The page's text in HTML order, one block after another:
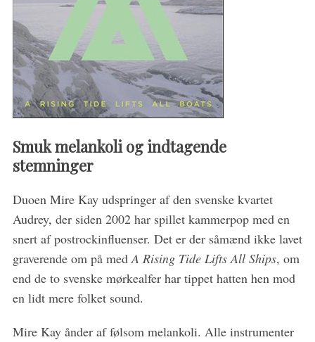
Smuk melankoli og indtagende
stemninger
Duoen Mire Kay udspringer af den svenske kvartet
Audrey, der siden 2002 har spillet kammerpop med en
snert af postrockinfluenser. Det er der såmænd ikke lavet
graverende om på medA Rising Tide Lifts All Ships, om
end de to svenske mørkealfer har tippet hatten hen mod
en lidt mere folket sound.
Mire Kay ånder af følsom melankoli. Alle instrumenter